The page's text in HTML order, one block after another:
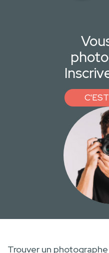
Trouver un